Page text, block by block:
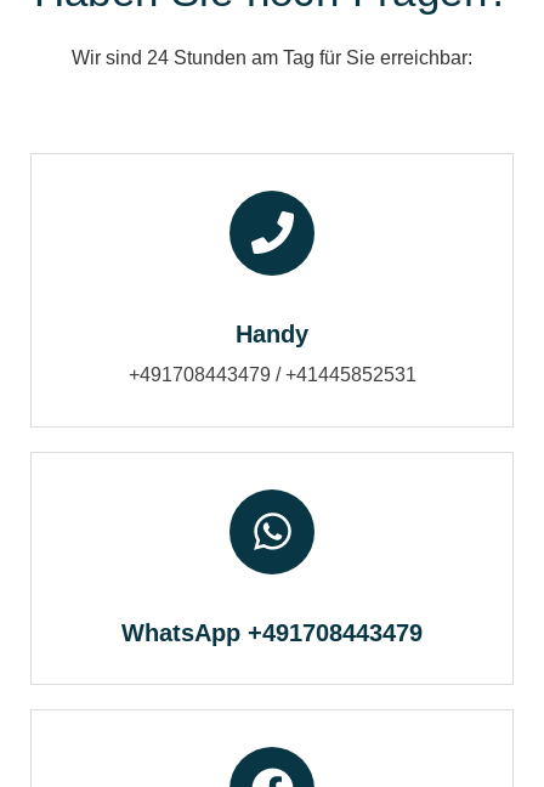
Wir sind 24 Stunden am Tag für Sie erreichbar:
Handy
+491708443479 / +41445852531
WhatsApp +491708443479